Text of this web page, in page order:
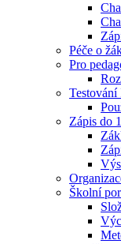
Péče o
Pro
Zápis do
Školní